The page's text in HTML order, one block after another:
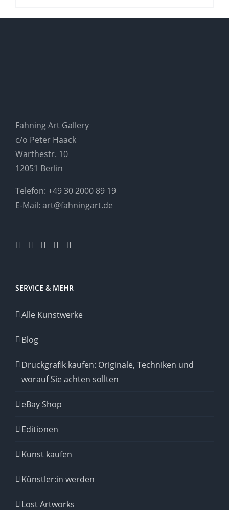
Fahning Art Gallery
c/o Peter Haack
Warthestr. 10
12051 Berlin
Telefon: +49 30 2000 89 19
E-Mail: art@fahningart.de
SERVICE & MEHR
Alle Kunstwerke
Blog
Druckgrafik kaufen: Originale, Techniken und
worauf Sie achten sollten
eBay Shop
Editionen
Kunst kaufen
Künstler:in werden
Lost Artworks